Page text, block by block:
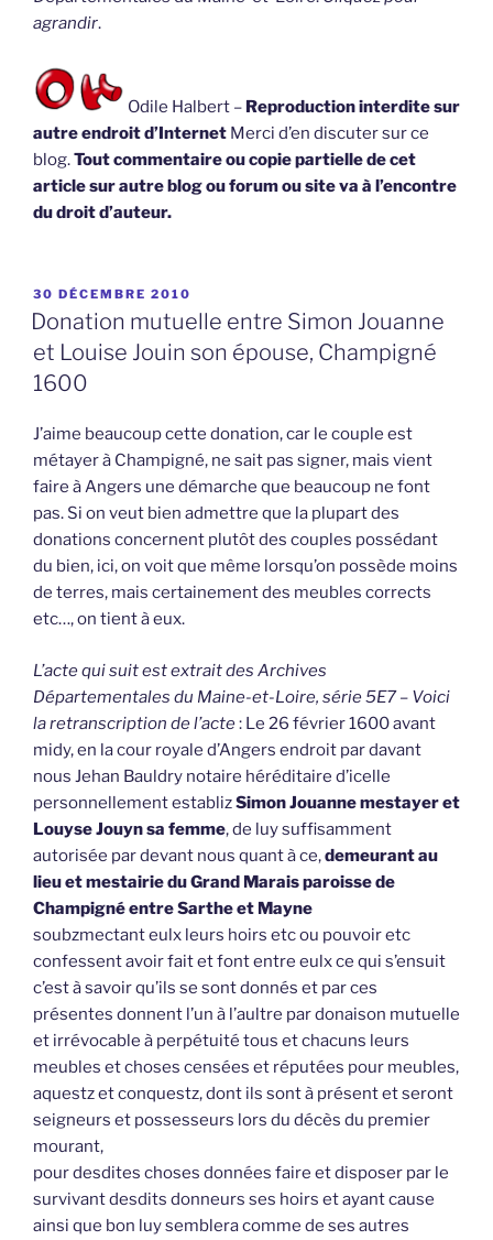
agrandir.
Odile Halbert – Reproduction interdite sur
autre endroit d’Internet Merci d’en discuter sur ce
blog.Tout commentaire ou copie partielle de cet
article sur autre blog ou forum ou site va à l’encontre
du droit d’auteur.
PUBLIÉ
LE
30 DÉCEMBRE 2010
Donation mutuelle entre Simon Jouanne
et Louise Jouin son épouse, Champigné
1600
J’aime beaucoup cette donation, car le couple est
métayer à Champigné, ne sait pas signer, mais vient
faire à Angers une démarche que beaucoup ne font
pas. Si on veut bien admettre que la plupart des
donations concernent plutôt des couples possédant
du bien, ici, on voit que même lorsqu’on possède moins
de terres, mais certainement des meubles corrects
etc…, on tient à eux.
L’acte qui suit est extrait des Archives
Départementales du Maine-et-Loire, série 5E7 – Voici
la retranscription de l’acte: Le 26 février 1600 avant
midy, en la cour royale d’Angers endroit par davant
nous Jehan Bauldry notaire héréditaire d’icelle
personnellement establizSimon Jouanne mestayer et
Louyse Jouyn sa femme, de luy suffisamment
autorisée par devant nous quant à ce,demeurant au
lieu et mestairie du Grand Marais paroisse de
Champigné entre Sarthe et Mayne
soubzmectant eulx leurs hoirs etc ou pouvoir etc
confessent avoir fait et font entre eulx ce qui s’ensuit
c’est à savoir qu’ils se sont donnés et par ces
présentes donnent l’un à l’aultre par donaison mutuelle
et irrévocable à perpétuité tous et chacuns leurs
meubles et choses censées et réputées pour meubles,
aquestz et conquestz, dont ils sont à présent et seront
seigneurs et possesseurs lors du décès du premier
mourant,
pour desdites choses données faire et disposer par le
survivant desdits donneurs ses hoirs et ayant cause
ainsi que bon luy semblera comme de ses autres